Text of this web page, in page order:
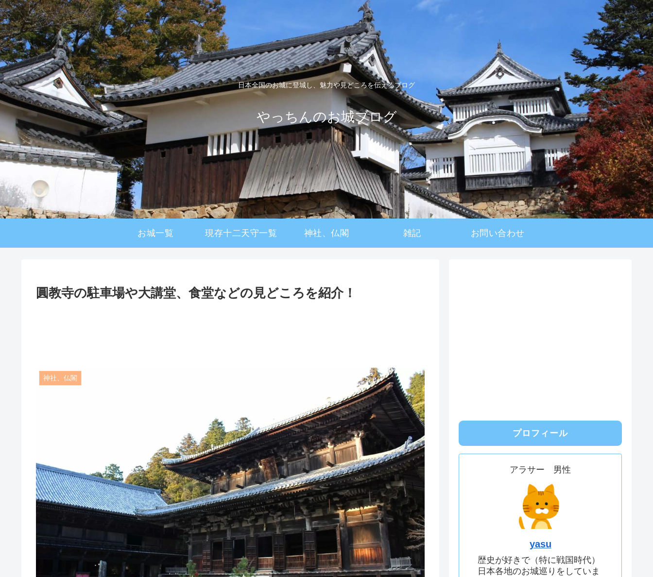
日本全国のお城に登城し、魅力や見どころを伝えるブログ
やっちんのお城ブログ
お城一覧 現存十二天守一覧 神社、仏閣 雑記 お問い合わせ
圓教寺の駐車場や大講堂、食堂などの見どころを紹介！
神社、仏閣
プロフィール
アラサー 男性
yasu
歴史が好きで（特に戦国時代）
日本各地のお城巡りをしていま